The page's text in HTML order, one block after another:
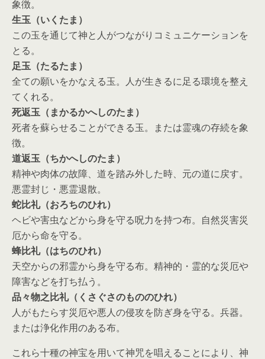
象徴。
生玉（いくたま）
この玉を通じて神と人がつながりコミュニケーションを
とる。
足玉（たるたま）
全ての願いをかなえる玉。人が生きるに足る環境を整え
てくれる。
死返玉（まかるかへしのたま）
死者を蘇らせることができる玉。または霊魂の存続を象
徴。
道返玉（ちかへしのたま）
精神や肉体の故障、道を踏み外した時、元の道に戻す。
悪霊封じ・悪霊退散。
蛇比礼（おろちのひれ）
ヘビや害虫などから身を守る呪力を持つ布。自然災害災
厄から命を守る。
蜂比礼（はちのひれ）
天空からの邪霊から身を守る布。精神的・霊的な災厄や
障害などを打ち払う。
品々物之比礼（くさぐさのもののひれ）
人がもたらす災厄や悪人の侵攻を防ぎ身を守る。兵器。
または浄化作用のある布。
これら十種の神宝を用いて神咒を唱えることにより、神